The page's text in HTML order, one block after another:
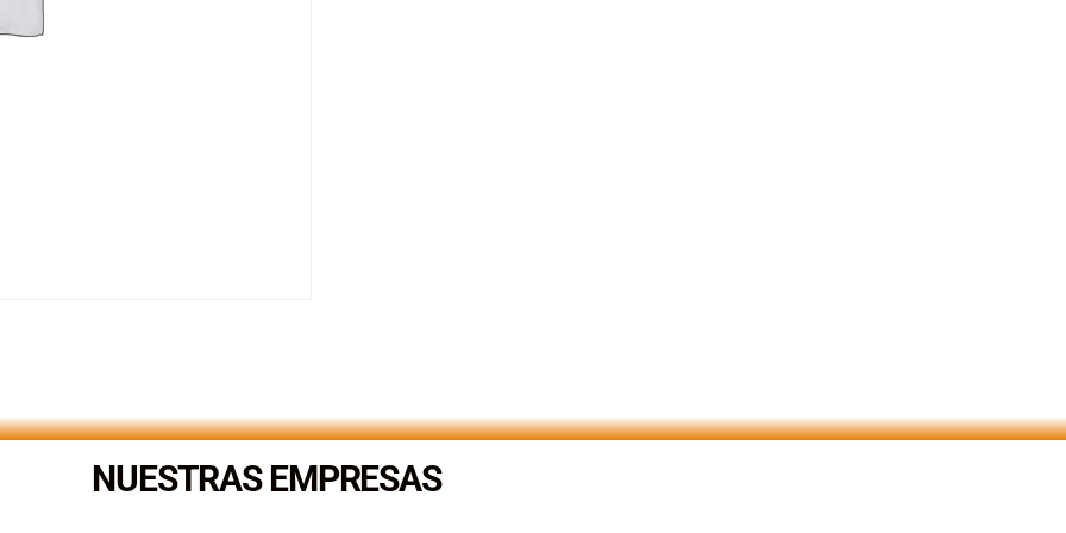
NUESTRAS EMPRESAS